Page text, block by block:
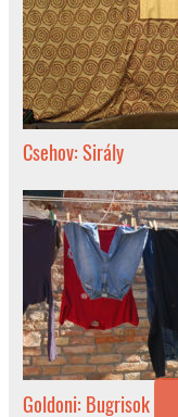
Csehov: Sirály
Goldoni: Bugrisok